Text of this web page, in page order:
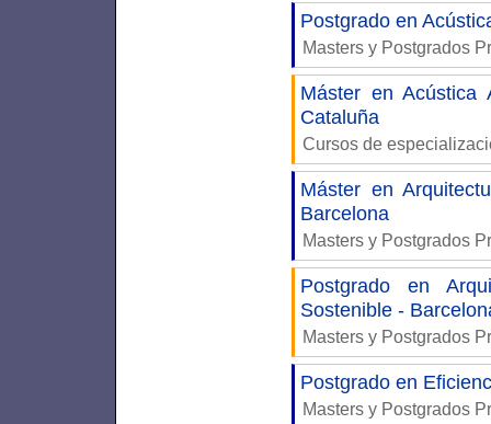
Postgrado en
Masters y Postgrados
Máster en Acústica
Cataluña
Cursos de
Máster en
Barcelona
Masters y Postgrados
Postgrado en
Sostenible -
Masters y Postgrados
Postgrado en
Masters y Postgrados